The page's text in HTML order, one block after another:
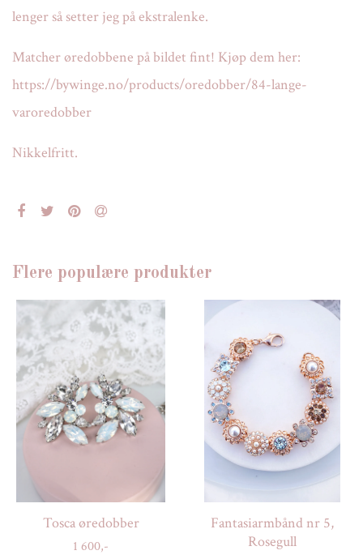
lenger så setter jeg på ekstralenke.
Matcher øredobbene på bildet fint! Kjøp dem her:
https://bywinge.no/products/oredobber/84-lange-
varoredobber
Nikkelfritt.
Flere populære produkter
Tosca øredobber
1 600,-
Fantasiarmbånd nr 5,
Rosegull